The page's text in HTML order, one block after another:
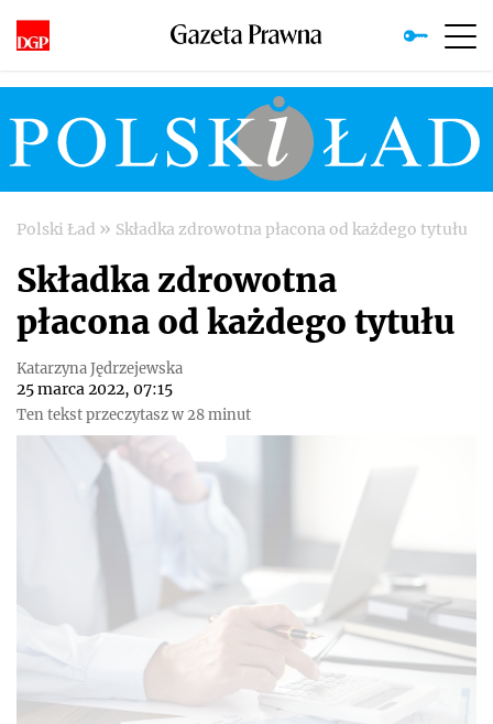
Polski Ład » Składka zdrowotna płacona od każdego tytułu
Składka zdrowotna
płacona od każdego tytułu
Katarzyna Jędrzejewska
25 marca 2022, 07:15
Ten tekst przeczytasz w 28 minut